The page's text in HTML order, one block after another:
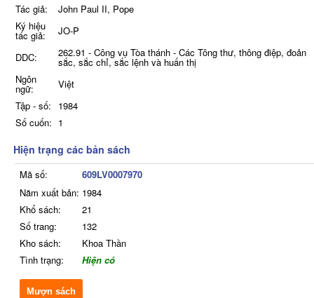
Tác giả:
John Paul II, Pope
Ký hiệu
tác giả:
JO-P
DDC:
262.91 - Công vụ Tòa thánh - Các Tông thư, thông điệp, đoản
sắc, sắc chỉ, sắc lệnh và huấn thị
Ngôn
ngữ:
Việt
Tập - số:
1984
Số cuốn: 1
Hiện trạng các bản sách
Mã số:
609LV0007970
Năm xuất bản: 1984
Khổ sách:
21
Số trang:
132
Kho sách:
Khoa Thần
Tình trạng:
Hiện có
Mượn sách